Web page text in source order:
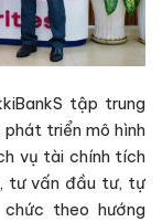
tập trung
triển mô hình
vụ tài chính tích
tư vấn đầu tư, tự
theo hướng